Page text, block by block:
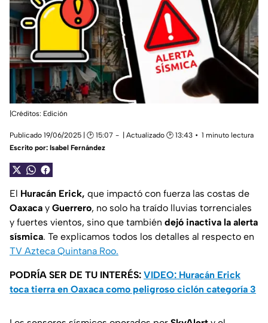
|Créditos: Edición
Publicado 19/06/2025 | 🕑 15:07 | Actualizado 🕑 13:43
1 minuto lectura
Escrito por: Isabel Fernández
El Huracán Erick, que impactó con fuerza las costas de
Oaxaca y Guerrero, no solo ha traído lluvias torrenciales
y fuertes vientos, sino que también dejó inactiva la alerta
sísmica. Te explicamos todos los detalles al respecto en
TV Azteca Quintana Roo.
PODRÍA SER DE TU INTERÉS: VIDEO: Huracán Erick
toca tierra en Oaxaca como peligroso ciclón categoría 3